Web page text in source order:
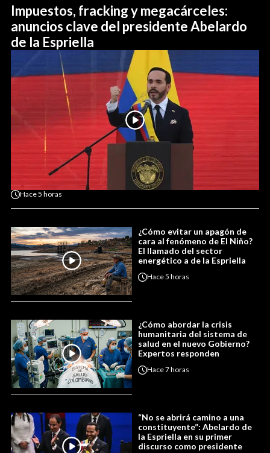
Impuestos, fracking y megacárceles:
anuncios clave del presidente Abelardo
de la Espriella
Hace5 horas
¿Cómo evitar un apagón de
cara al fenómeno de El Niño?
El llamado del sector
energético a de la Espriella
Hace5 horas
¿Cómo abordar la crisis
humanitaria del sistema de
salud en el nuevo Gobierno?
Expertos responden
Hace7 horas
“No se abrirá camino a una
constituyente”: Abelardo de
la Espriella en su primer
discurso como presidente